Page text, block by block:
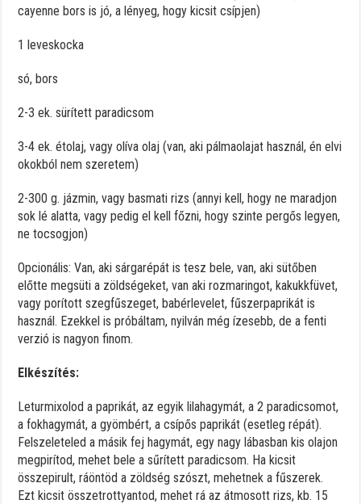
cayenne bors is jó, a lényeg, hogy kicsit csípjen)
1 leveskocka
só, bors
2-3 ek. sürített paradicsom
3-4 ek. étolaj, vagy olíva olaj (van, aki pálmaolajat használ, én elvi
okokból nem szeretem)
2-300 g. jázmin, vagy basmati rizs (annyi kell, hogy ne maradjon
sok lé alatta, vagy pedig el kell főzni, hogy szinte pergős legyen,
ne tocsogjon)
Opcionális: Van, aki sárgarépát is tesz bele, van, aki sütőben
előtte megsüti a zöldségeket, van aki rozmaringot, kakukkfüvet,
vagy porított szegfűszeget, babérlevelet, fűszerpaprikát is
használ. Ezekkel is próbáltam, nyilván még ízesebb, de a fenti
verzió is nagyon finom.
Elkészítés:
Leturmixolod a paprikát, az egyik lilahagymát, a 2 paradicsomot,
a fokhagymát, a gyömbért, a csípős paprikát (esetleg répát).
Felszeleteled a másik fej hagymát, egy nagy lábasban kis olajon
megpirítod, mehet bele a sűrített paradicsom. Ha kicsit
összepirult, ráöntöd a zöldség szószt, mehetnek a fűszerek.
Ezt kicsit összetrottyantod, mehet rá az átmosott rizs, kb. 15